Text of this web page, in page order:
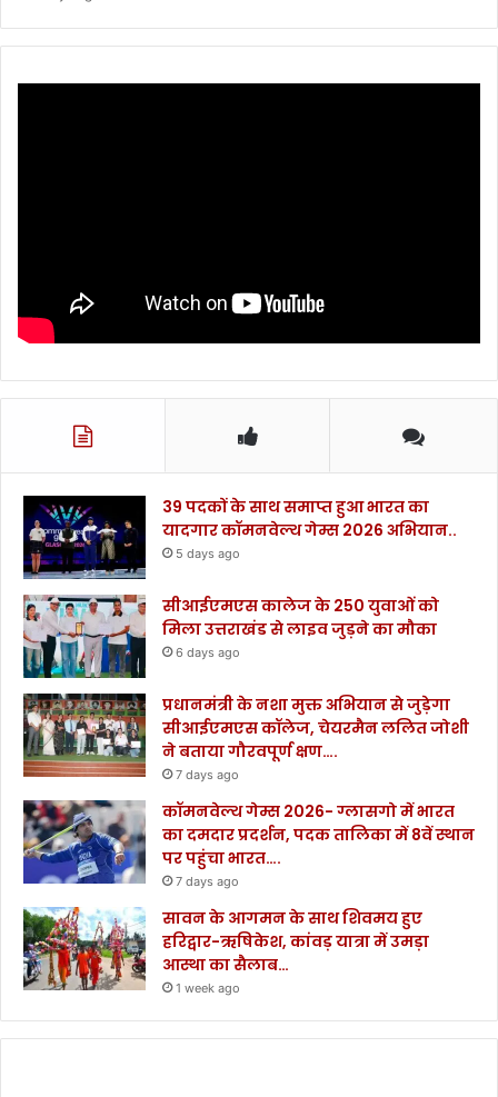
39 पदकों के साथ समाप्त हुआ भारत का
यादगार कॉमनवेल्थ गेम्स 2026 अभियान..
5 days ago
सीआईएमएस कालेज के 250 युवाओं को
मिला उत्तराखंड से लाइव जुड़ने का मौका
6 days ago
प्रधानमंत्री के नशा मुक्त अभियान से जुड़ेगा
सीआईएमएस कॉलेज, चेयरमैन ललित जोशी
ने बताया गौरवपूर्ण क्षण….
7 days ago
कॉमनवेल्थ गेम्स 2026- ग्लासगो में भारत
का दमदार प्रदर्शन, पदक तालिका में 8वें स्थान
पर पहुंचा भारत….
7 days ago
सावन के आगमन के साथ शिवमय हुए
हरिद्वार-ऋषिकेश, कांवड़ यात्रा में उमड़ा
आस्था का सैलाब…
1 week ago